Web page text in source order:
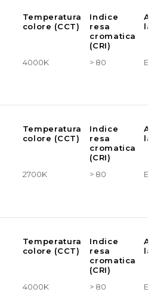
Temperatura
colore (CCT)
Indice
resa
cromatica
(CRI)
4000K > 80
Temperatura
colore (CCT)
Indice
resa
cromatica
(CRI)
2700K > 80
Temperatura
colore (CCT)
Indice
resa
cromatica
(CRI)
4000K > 80